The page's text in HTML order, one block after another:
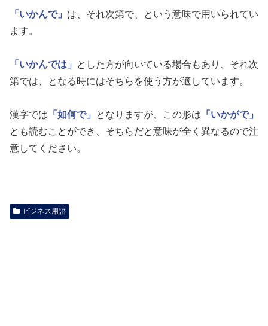
「いかんで」 は、それ次第で、という意味で用いられてい
ます。
「いかんでは」
とした方が向いている場合もあり、それ次
第では、となる時にはそちらを使う方が適しています。
漢字では 「如何で」 となりますが、この形は 「いかがで」
とも読むことができ、そちらだと意味が全く異なるので注
意してください。
ビジネス用語